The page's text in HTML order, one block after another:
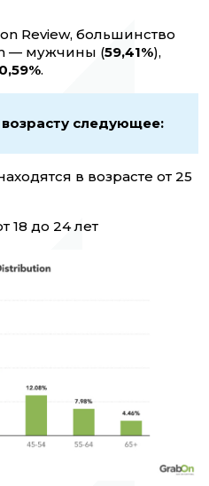
Review, большинство
— мужчины (59,41%),
.
следующее:
в возрасте от 25
18 до 24 лет